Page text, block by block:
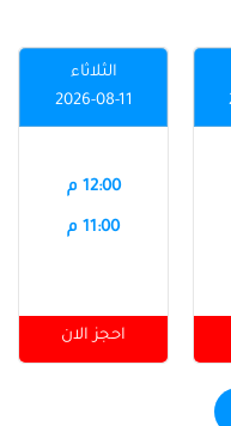
الثلاثاء
2026-08-11
12:00 م
11:00 م
احجز الان